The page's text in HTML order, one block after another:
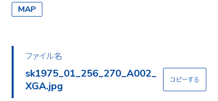
MAP
ファイル名
sk1975_01_256_270_A002_
XGA.jpg
コピーする